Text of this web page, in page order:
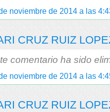
noviembre de 2014 a las
CRUZ RUIZ
comentario ha sido
noviembre de 2014 a las
CRUZ RUIZ